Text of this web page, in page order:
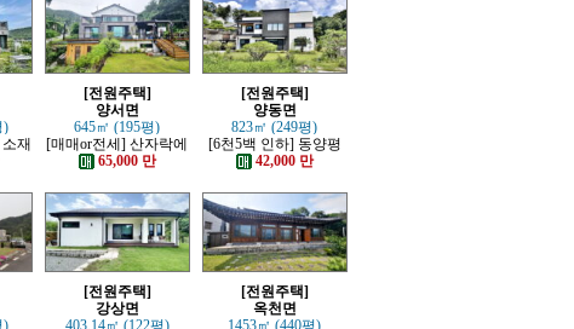
)
재
택
[전원주택]
양서면
645㎡ (195평)
[매매or전세] 산자락에
자리한 전망트인 전원
65,000 만
[전원주택]
양동면
823㎡ (249평)
[6천5백 인하] 동양평
IC, 양동역 가까운 전원
42,000 만
)
[전원주택]
강상면
403.14㎡ (122평)
[전원주택]
옥천면
1453㎡ (440평)